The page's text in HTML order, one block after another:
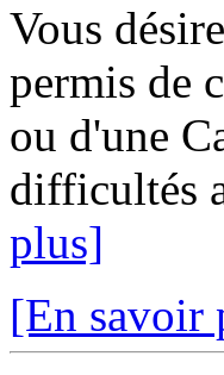
Vous
permis de
ou d'une
difficultés
plus]
[En savoir